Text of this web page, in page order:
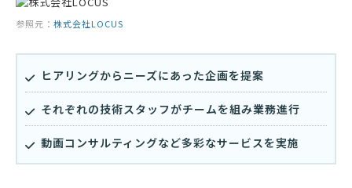
参照元： 株式会社LOCUS
ヒアリングからニーズにあった企画を提案
それぞれの技術スタッフがチームを組み業務進行
動画コンサルティングなど多彩なサービスを実施